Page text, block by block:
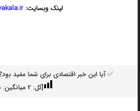
لینک وبسایت:
✅ آیا این خبر اقتصادی برای شما مفید
[کل: 2میانگین: